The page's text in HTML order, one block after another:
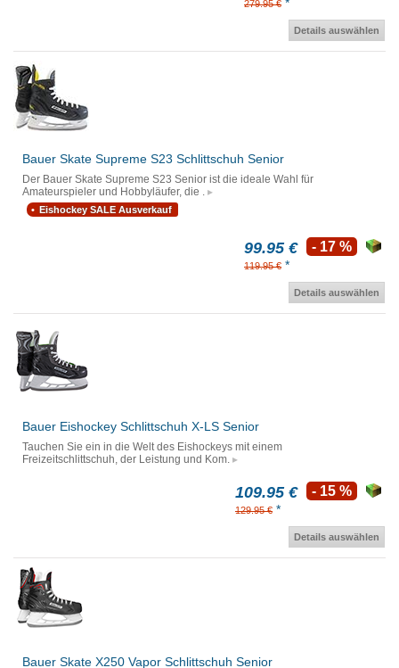
279.95 €
Details auswählen
Bauer Skate Supreme S23 Schlittschuh Senior
Der Bauer Skate Supreme S23 Senior ist die ideale Wahl für
Amateurspieler und Hobbyläufer, die .
Eishockey SALE Ausverkauf
99.95 €
119.95 € *
- 17 %
Details auswählen
Bauer Eishockey Schlittschuh X-LS Senior
Tauchen Sie ein in die Welt des Eishockeys mit einem
Freizeitschlittschuh, der Leistung und Kom.
109.95 €
129.95 € *
- 15 %
Details auswählen
Bauer Skate X250 Vapor Schlittschuh Senior